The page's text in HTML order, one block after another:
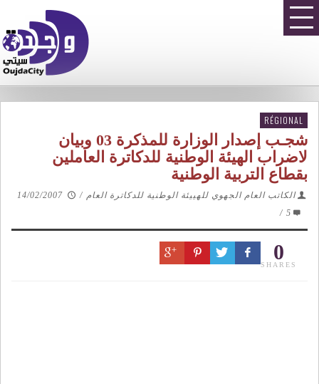
RÉGIONAL
شجـب إصدار الوزارة للمذكرة 03 وبيان
لاضراب الهيئة الوطنية للدكاترة العاملين
بقطاع التربية الوطنية
الكاتب العام الجهوي للهييئة الوطنية للدكاترة العام /
14/02/2007
5
/
0
SHARES